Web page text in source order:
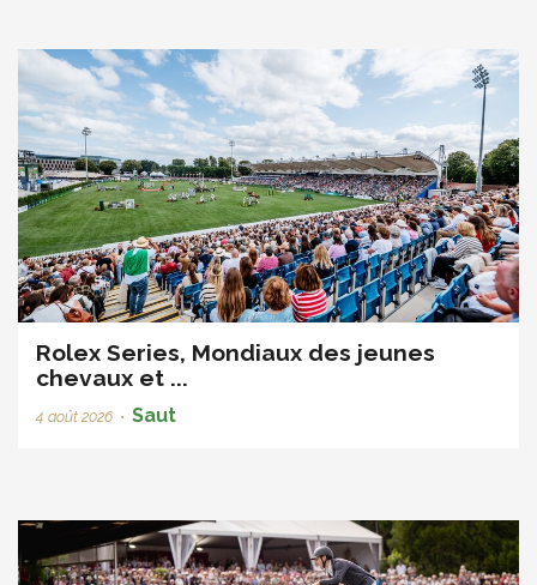
Rolex Series, Mondiaux des jeunes
chevaux et ...
4 août 2026 • Saut